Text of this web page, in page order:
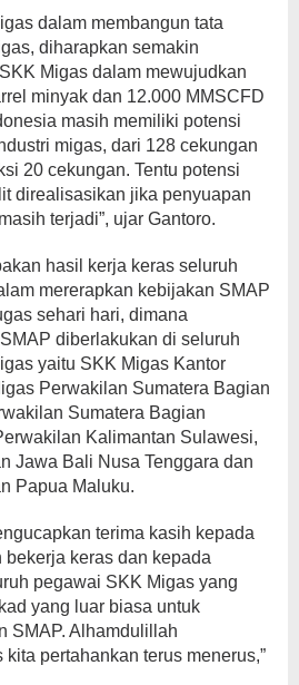
dalam membangun tata
diharapkan semakin
Migas dalam mewujudkan
minyak dan 12.000 MMSCFD
masih memiliki potensi
migas, dari 128 cekungan
20 cekungan. Tentu potensi
direalisasikan jika penyuapan
terjadi”, ujar Gantoro.
hasil kerja keras seluruh
mererapkan kebijakan SMAP
sehari hari, dimana
diberlakukan di seluruh
yaitu SKK Migas Kantor
Perwakilan Sumatera Bagian
Sumatera Bagian
Kalimantan Sulawesi,
Jawa Bali Nusa Tenggara dan
Papua Maluku.
terima kasih kepada
keras dan kepada
pegawai SKK Migas yang
yang luar biasa untuk
SMAP. Alhamdulillah
pertahankan terus menerus,”